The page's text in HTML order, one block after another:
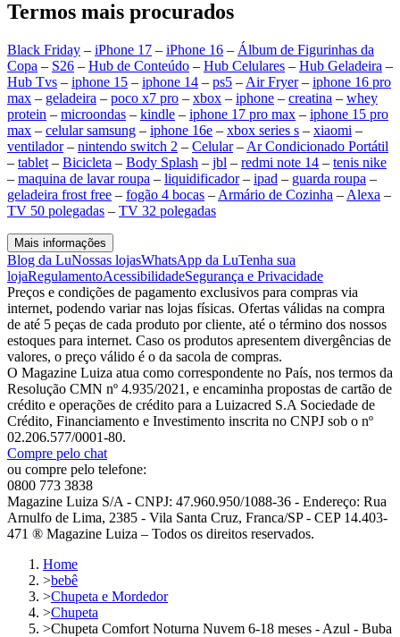
Termos mais procurados
Black Friday – iPhone 17 – iPhone 16 – Álbum de Figurinhas da
Copa – S26 – Hub de Conteúdo – Hub Celulares – Hub Geladeira –
Hub Tvs – iphone 15 – iphone 14 – ps5 – Air Fryer– iphone 16 pro
max – geladeira – poco x7 pro – xbox – iphone – creatina – whey
protein – microondas – kindle – iphone 17 pro max – iphone 15 pro
max – celular samsung – iphone 16e – xbox series s – xiaomi –
ventilador– nintendo switch 2 – Celular– Ar Condicionado Portátil
– tablet – Bicicleta – Body Splash – jbl – redmi note 14 – tenis nike
– maquina de lavar roupa – liquidificador– ipad – guarda roupa –
geladeira frost free – fogão 4 bocas – Armário de Cozinha – Alexa –
TV 50 polegadas – TV 32 polegadas
Mais informações
Blog da LuNossas lojasWhatsApp da LuTenha sua
lojaRegulamentoAcessibilidadeSegurança e Privacidade
Preços e condições de pagamento exclusivos para compras via
internet, podendo variar nas lojas físicas. Ofertas válidas na compra
de até 5 peças de cada produto por cliente, até o término dos nossos
estoques para internet. Caso os produtos apresentem divergências de
valores, o preço válido é o da sacola de compras.
O Magazine Luiza atua como correspondente no País, nos termos da
Resolução CMN nº 4.935/2021, e encaminha propostas de cartão de
crédito e operações de crédito para a Luizacred S.A Sociedade de
Crédito, Financiamento e Investimento inscrita no CNPJ sob o nº
02.206.577/0001-80.
Compre pelo chat
ou compre pelo telefone:
0800 773 3838
Magazine Luiza S/A - CNPJ: 47.960.950/1088-36 - Endereço: Rua
Arnulfo de Lima, 2385 - Vila Santa Cruz, Franca/SP - CEP 14.403-
471 ® Magazine Luiza – Todos os direitos reservados.
Home
>bebê
>Chupeta e Mordedor
>Chupeta
>Chupeta Comfort Noturna Nuvem 6-18 meses - Azul - Buba